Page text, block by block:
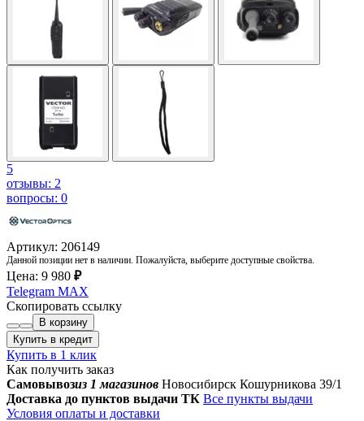
5
отзывы: 2
вопросы: 0
Артикул: 206149
Данной позиции нет в наличии. Пожалуйста, выберите доступные свойства.
Цена: 9 980 ₽
Telegram MAX
Скопировать ссылку
В корзину
Купить в кредит
Купить в 1 клик
Как получить заказ
Самовывозиз 1 магазинов Новосибирск Кошурникова 39/1
Доставка до пунктов выдачи ТК Все пункты выдачи
Условия оплаты и доставки